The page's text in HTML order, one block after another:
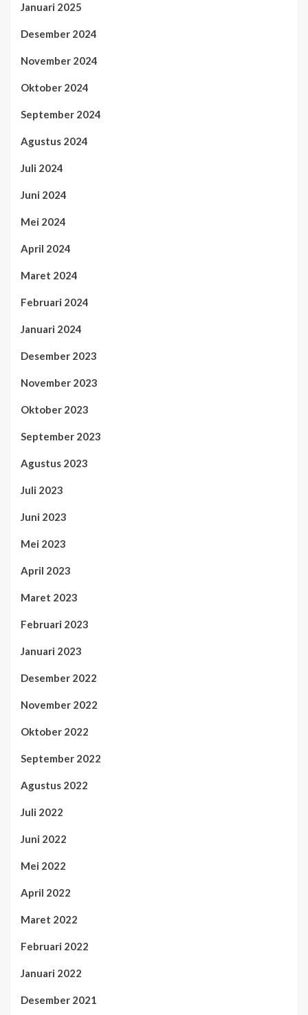
Januari 2025
Desember 2024
November 2024
Oktober 2024
September 2024
Agustus 2024
Juli 2024
Juni 2024
Mei 2024
April 2024
Maret 2024
Februari 2024
Januari 2024
Desember 2023
November 2023
Oktober 2023
September 2023
Agustus 2023
Juli 2023
Juni 2023
Mei 2023
April 2023
Maret 2023
Februari 2023
Januari 2023
Desember 2022
November 2022
Oktober 2022
September 2022
Agustus 2022
Juli 2022
Juni 2022
Mei 2022
April 2022
Maret 2022
Februari 2022
Januari 2022
Desember 2021